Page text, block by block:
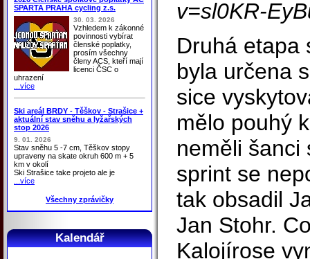
SPARTA PRAHA cycling z.s.
30. 03. 2026
Vzhledem k zákonné
povinnosti vybírat
členské poplatky,
prosím všechny
členy ACS, kteří mají
licenci ČSC o
uhrazení
...více
Ski areál BRDY - Těškov - Strašice +
aktuální stav sněhu a lyžařských
stop 2026
9. 01. 2026
Stav sněhu 5 -7 cm, Těškov stopy
upraveny na skate okruh 600 m + 5
km v okolí
Ski Strašice take projeto ale je
...více
Všechny zprávičky
Kalendář
v=sl0KR-
Druhá etapa
byla určena
sice
mělo pouhý
neměli šanci
sprint se
tak obsadil
Jan Stohr.
Kalojírose